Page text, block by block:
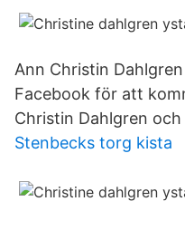
Ann Christin
Facebook för att
Christin Dahlgren
Stenbecks torg kista